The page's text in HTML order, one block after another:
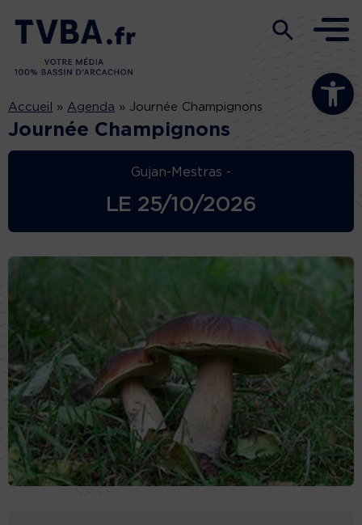
Ouvrir la
Accueil » Agenda » Journée Champignons
Journée Champignons
Gujan-Mestras -
LE 25/10/2026